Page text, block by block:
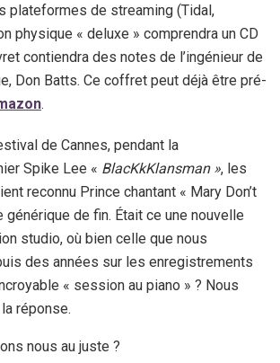
plateformes de streaming (Tidal,
physique « deluxe » comprendra un CD
contiendra des notes de l’ingénieur de
Don Batts. Ce coffret peut déjà être pré-
.
de Cannes, pendant la
Spike Lee « BlacKkKlansman », les
reconnu Prince chantant « Mary Don’t
générique de fin. Était ce une nouvelle
studio, où bien celle que nous
des années sur les enregistrements
« session au piano » ? Nous
réponse.
nous au juste ?